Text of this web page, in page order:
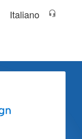
Italiano